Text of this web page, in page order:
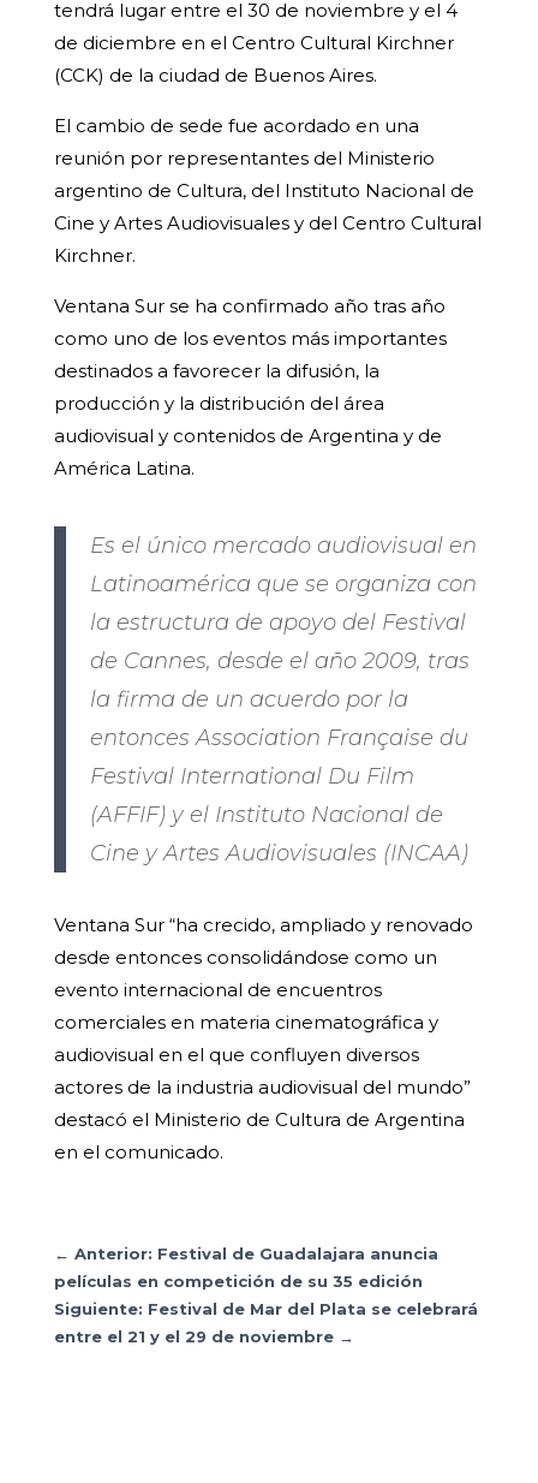
tendrá lugar entre el 30 de noviembre y el 4
de diciembre en el Centro Cultural Kirchner
(CCK) de la ciudad de Buenos Aires.
El cambio de sede fue acordado en una
reunión por representantes del Ministerio
argentino de Cultura, del Instituto Nacional de
Cine y Artes Audiovisuales y del Centro Cultural
Kirchner.
Ventana Sur se ha confirmado año tras año
como uno de los eventos más importantes
destinados a favorecer la difusión, la
producción y la distribución del área
audiovisual y contenidos de Argentina y de
América Latina.
Es el único mercado audiovisual en
Latinoamérica que se organiza con
la estructura de apoyo del Festival
de Cannes, desde el año 2009, tras
la firma de un acuerdo por la
entonces Association Française du
Festival International Du Film
(AFFIF) y el Instituto Nacional de
Cine y Artes Audiovisuales (INCAA)
Ventana Sur “ha crecido, ampliado y renovado
desde entonces consolidándose como un
evento internacional de encuentros
comerciales en materia cinematográfica y
audiovisual en el que confluyen diversos
actores de la industria audiovisual del mundo”
destacó el Ministerio de Cultura de Argentina
en el comunicado.
← Anterior: Festival de Guadalajara anuncia
películas en competición de su 35 edición
Siguiente: Festival de Mar del Plata se celebrará
entre el 21 y el 29 de noviembre→